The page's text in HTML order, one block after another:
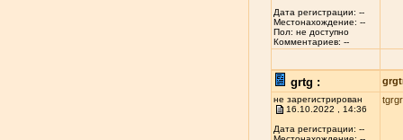
Дата регистрации: --
Местонахождение: --
Пол: не доступно
Комментариев: --
grtg :
не зарегистрирован
16.10.2022 , 14:36
Дата регистрации: --
tgrgr